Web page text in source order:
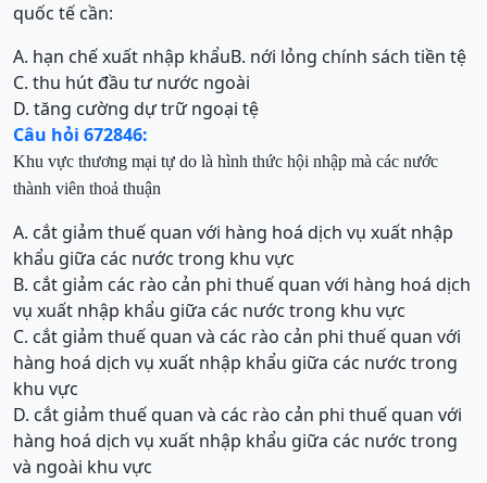
quốc tế cần:
A. hạn chế xuất nhập khẩuB. nới lỏng chính sách tiền tệ
C. thu hút đầu tư nước ngoài
D. tăng cường dự trữ ngoại tệ
Câu hỏi 672846:
Khu vực thương mại tự do là hình thức hội nhập mà các nước
thành viên thoả thuận
A. cắt giảm thuế quan với hàng hoá dịch vụ xuất nhập
khẩu giữa các nước trong khu vực
B. cắt giảm các rào cản phi thuế quan với hàng hoá dịch
vụ xuất nhập khẩu giữa các nước trong khu vực
C. cắt giảm thuế quan và các rào cản phi thuế quan với
hàng hoá dịch vụ xuất nhập khẩu giữa các nước trong
khu vực
D. cắt giảm thuế quan và các rào cản phi thuế quan với
hàng hoá dịch vụ xuất nhập khẩu giữa các nước trong
và ngoài khu vực